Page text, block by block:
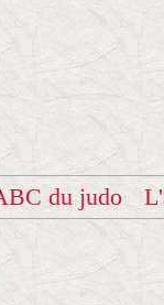
du judo